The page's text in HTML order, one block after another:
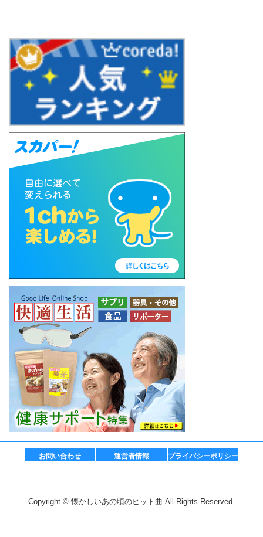
お問い合わせ 運営者情報 プライバシーポリシー
Copyright © 懐かしいあの頃のヒット曲 All Rights Reserved.